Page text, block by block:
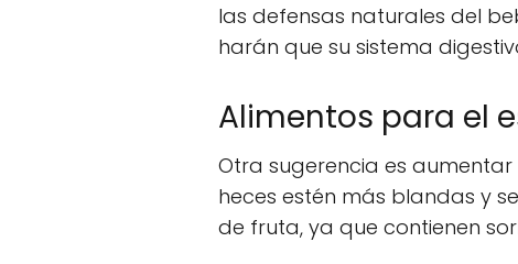
las defensas naturales del
harán que su sistema
Alimentos para el
Otra sugerencia es
heces estén más blandas y
de fruta, ya que contienen